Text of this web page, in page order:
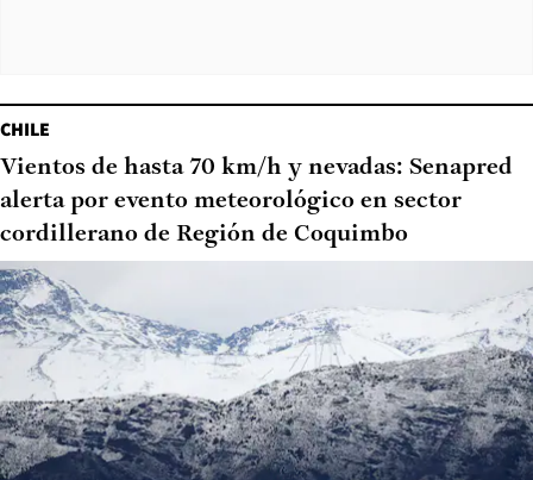
CHILE
Vientos de hasta 70 km/h y nevadas: Senapred
alerta por evento meteorológico en sector
cordillerano de Región de Coquimbo